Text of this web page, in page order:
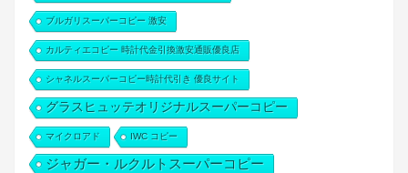
ブルガリスーパーコピー 激安
カルティエコピー 時計代金引換激安通販優良店
シャネルスーパーコピー時計代引き 優良サイト
グラスヒュッテオリジナルスーパーコピー
マイクロアド IWC コピー
ジャガー・ルクルトスーパーコピー